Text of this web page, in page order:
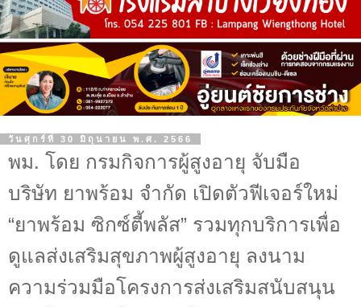
วันศุกร์ที่ 30 มิถุนายน พ.ศ. 2566
พม. โดย กรมกิจการผู้สูงอายุ จับมือ
บริษัท ยาพร้อม จำกัด เปิดตัวฟีเจอร์ใหม่
“ยาพร้อม ซิกซ์ตี้พลัส” รวมทุกบริการเพื่อ
ดูแลส่งเสริมสุขภาพผู้สูงอายุ ลงนาม
ความร่วมมือโครงการส่งเสริมสนับสนุน